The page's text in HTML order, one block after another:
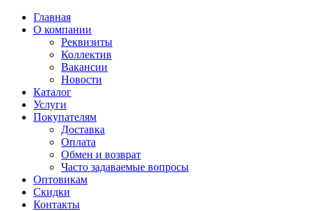
Главная
О компании
Реквизиты
Коллектив
Вакансии
Новости
Каталог
Услуги
Покупателям
Доставка
Оплата
Обмен и возврат
Часто задаваемые вопросы
Оптовикам
Скидки
Контакты